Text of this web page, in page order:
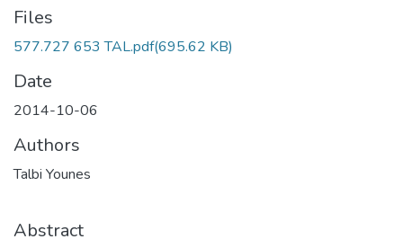
Files
577.727 653 TAL.pdf(695.62 KB)
Date
2014-10-06
Authors
Talbi Younes
Abstract